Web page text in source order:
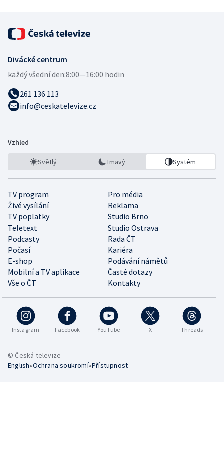
Divácké centrum
každý všední den:8:00—16:00 hodin
261 136 113
info@ceskatelevize.cz
Vzhled
Světlý Tmavý Systém
TV program
Pro média
Živé vysílání
Reklama
TV poplatky
Studio Brno
Teletext
Studio Ostrava
Podcasty
Rada ČT
Počasí
Kariéra
E-shop
Podávání námětů
Mobilní a TV aplikace
Časté dotazy
Vše o ČT
Kontakty
Instagram Facebook YouTube X Threads
© Česká televize
English•Ochrana soukromí•Přístupnost